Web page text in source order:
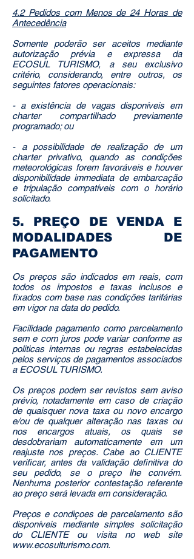
4.2 Pedidos com Menos de 24 Horas de
Antecedência
Somente poderão ser aceitos mediante
autorização prévia e expressa da
ECOSUL TURISMO, a seu exclusivo
critério, considerando, entre outros, os
seguintes fatores operacionais:
- a existência de vagas disponíveis em
charter compartilhado previamente
programado; ou
- a possibilidade de realização de um
charter privativo, quando as condições
meteorológicas forem favoráveis e houver
disponibilidade immediata de embarcação
e tripulação compatíveis com o horário
solicitado.
​5. PREÇO DE VENDA E
MODALIDADES DE
PAGAMENTO
Os preços são indicados em reais, com
todos os impostos e taxas inclusos e
fixados com base nas condições tarifárias
em vigor na data do pedido.
Facilidade pagamento como parcelamento
sem e com juros pode variar conforme as
politicas internas ou regras estabelecidas
pelos serviços de pagamentos associados
a ECOSUL TURISMO.
Os preços podem ser revistos sem aviso
prévio, notadamente em caso de criação
de quaisquer nova taxa ou novo encargo
e/ou de qualquer alteração nas taxas ou
nos encargos atuais, os quais se
desdobrariam automaticamente em um
reajuste nos preços. Cabe ao CLIENTE
verificar, antes da validação definitiva do
seu pedido, se o preço lhe convém.
Nenhuma posterior contestação referente
ao preço será levada em consideração.
Preços e condiçoes de parcelamento são
disponíveis mediante simples solicitação
do CLIENTE ou visita no web site
www.ecosulturismo.com.